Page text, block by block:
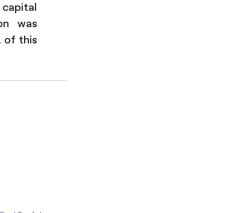
was
of this